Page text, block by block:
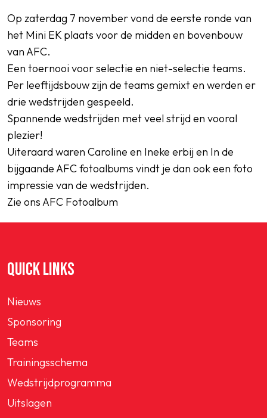
Op zaterdag 7 november vond de eerste ronde van
het Mini EK plaats voor de midden en bovenbouw
van AFC.
Een toernooi voor selectie en niet-selectie teams.
Per leeftijdsbouw zijn de teams gemixt en werden er
drie wedstrijden gespeeld.
Spannende wedstrijden met veel strijd en vooral
plezier!
Uiteraard waren Caroline en Ineke erbij en In de
bijgaande AFC fotoalbums vindt je dan ook een foto
impressie van de wedstrijden.
Zie ons AFC Fotoalbum
QUICK LINKS
Nieuws
Sponsoring
Teams
Trainingsschema
Wedstrijdprogramma
Uitslagen